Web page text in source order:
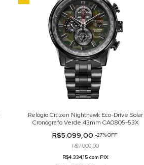
Relógio Citizen Nighthawk Eco-Drive Solar
Cronógrafo Verde 43mm CA0805-53X
R$5.099,00 -27%OFF
R$7.000,00
R$4.334,15 com PIX